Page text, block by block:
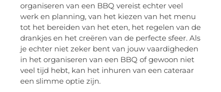
organiseren van een BBQ vereist echter veel
werk en planning, van het kiezen van het menu
tot het bereiden van het eten, het regelen van de
drankjes en het creëren van de perfecte sfeer. Als
je echter niet zeker bent van jouw vaardigheden
in het organiseren van een BBQ of gewoon niet
veel tijd hebt, kan het inhuren van een cateraar
een slimme optie zijn.